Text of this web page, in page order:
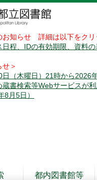
お知らせ 詳細は以下をクリ
日程、IDの有効期限、資料
せ＞
日（木曜日）21時から2026
書検索等Webサービスが利
月5日）
都内図書館等